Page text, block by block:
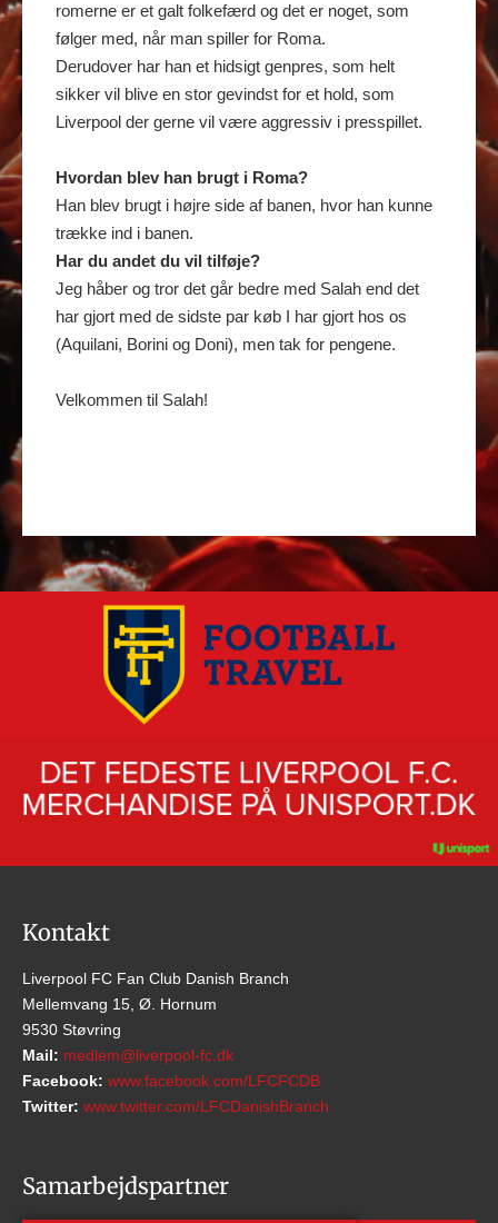
romerne er et galt folkefærd og det er noget, som
følger med, når man spiller for Roma.
Derudover har han et hidsigt genpres, som helt
sikker vil blive en stor gevindst for et hold, som
Liverpool der gerne vil være aggressiv i presspillet.
Hvordan blev han brugt i Roma?
Han blev brugt i højre side af banen, hvor han kunne
trække ind i banen.
Har du andet du vil tilføje?
Jeg håber og tror det går bedre med Salah end det
har gjort med de sidste par køb I har gjort hos os
(Aquilani, Borini og Doni), men tak for pengene.
Velkommen til Salah!
Kontakt
Liverpool FC Fan Club Danish Branch
Mellemvang 15, Ø. Hornum
9530 Støvring
Mail: medlem@liverpool-fc.dk
Facebook: www.facebook.com/LFCFCDB
Twitter: www.twitter.com/LFCDanishBranch
Samarbejdspartner